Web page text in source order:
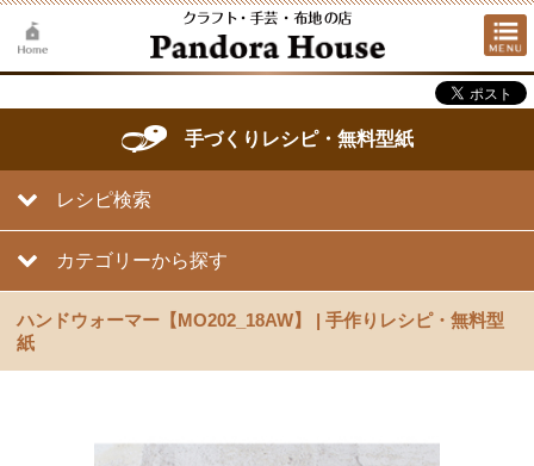
手づくりレシピ・無料型紙
レシピ検索
カテゴリーから探す
ハンドウォーマー【MO202_18AW】 | 手作りレシピ・無料型
紙